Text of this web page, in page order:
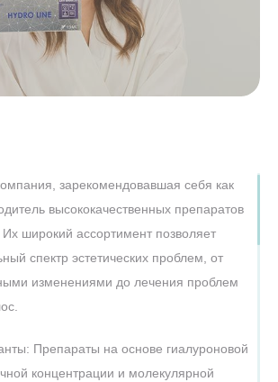
зарекомендовавшая себя как
высококачественных препаратов
широкий ассортимент позволяет
спектр эстетических проблем, от
изменениями до лечения проблем
Препараты на основе гиалуроновой
концентрации и молекулярной